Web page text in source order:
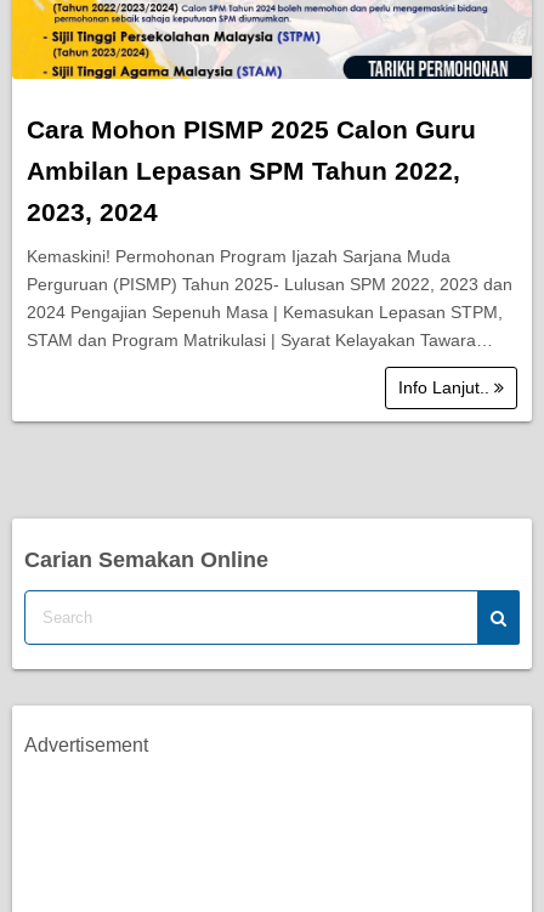
Cara Mohon PISMP 2025 Calon Guru
Ambilan Lepasan SPM Tahun 2022,
2023, 2024
Kemaskini! Permohonan Program Ijazah Sarjana Muda
Perguruan (PISMP) Tahun 2025- Lulusan SPM 2022, 2023 dan
2024 Pengajian Sepenuh Masa | Kemasukan Lepasan STPM,
STAM dan Program Matrikulasi | Syarat Kelayakan Tawara…
Info Lanjut..
Carian Semakan Online
Advertisement